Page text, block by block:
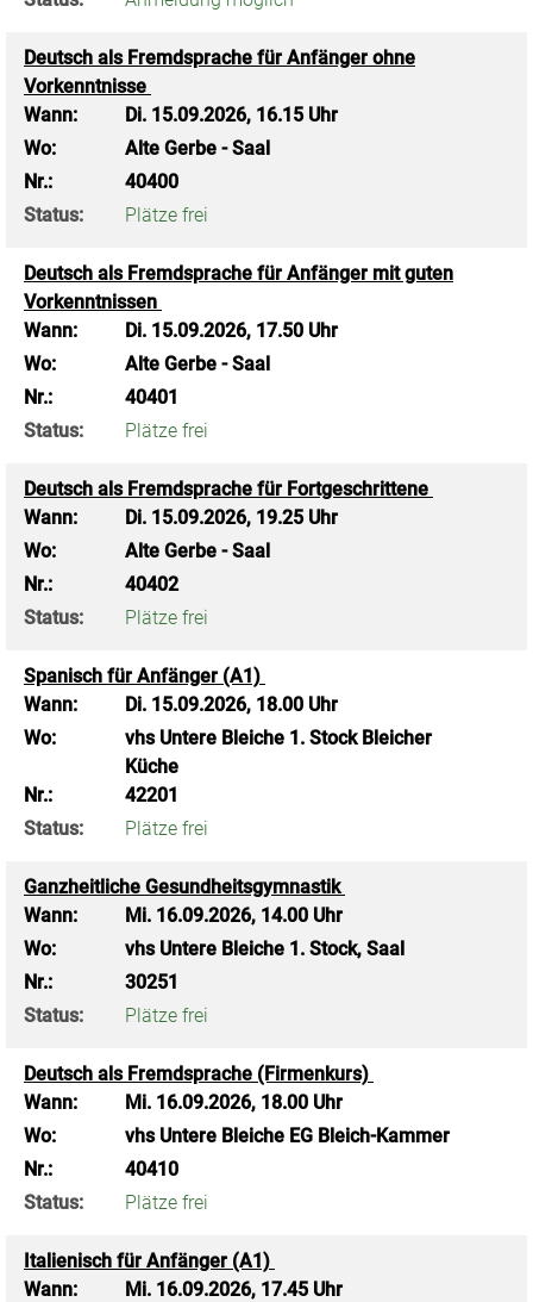
Deutsch als Fremdsprache für Anfänger ohne
Vorkenntnisse
Wann:
Di. 15.09.2026, 16.15 Uhr
Wo:
Alte Gerbe - Saal
Nr.:
40400
Status:
Plätze frei
Deutsch als Fremdsprache für Anfänger mit guten
Vorkenntnissen
Wann:
Di. 15.09.2026, 17.50 Uhr
Wo:
Alte Gerbe - Saal
Nr.:
40401
Status:
Plätze frei
Deutsch als Fremdsprache für Fortgeschrittene
Wann:
Di. 15.09.2026, 19.25 Uhr
Wo:
Alte Gerbe - Saal
Nr.:
40402
Status:
Plätze frei
Spanisch für Anfänger (A1)
Wann:
Di. 15.09.2026, 18.00 Uhr
Wo:
vhs Untere Bleiche 1. Stock Bleicher
Küche
Nr.:
42201
Status:
Plätze frei
Ganzheitliche Gesundheitsgymnastik
Wann:
Mi. 16.09.2026, 14.00 Uhr
Wo:
vhs Untere Bleiche 1. Stock, Saal
Nr.:
30251
Status:
Plätze frei
Deutsch als Fremdsprache (Firmenkurs)
Wann:
Mi. 16.09.2026, 18.00 Uhr
Wo:
vhs Untere Bleiche EG Bleich-Kammer
Nr.:
40410
Status:
Plätze frei
Italienisch für Anfänger (A1)
Wann:
Mi. 16.09.2026, 17.45 Uhr